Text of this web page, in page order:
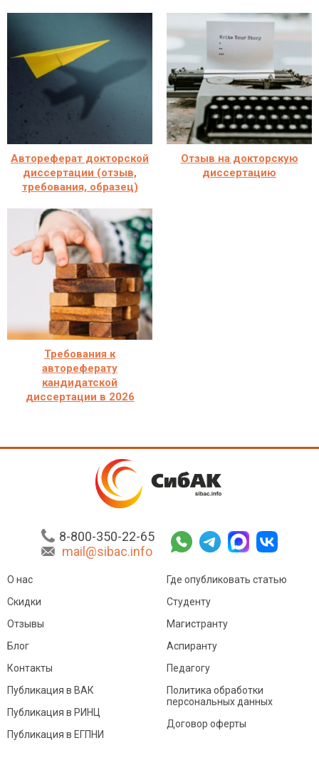
Автореферат докторской
диссертации (отзыв,
требования, образец)
Отзыв на докторскую
диссертацию
Требования к
автореферату
кандидатской
диссертации в 2026
8-800-350-22-65
mail@sibac.info
О нас
Скидки
Отзывы
Блог
Контакты
Где опубликовать статью
Студенту
Магистранту
Аспиранту
Педагогу
Публикация в ВАК
Публикация в РИНЦ
Публикация в ЕГПНИ
Политика обработки
персональных данных
Договор оферты